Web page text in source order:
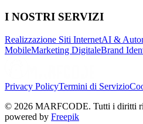
I NOSTRI SERVIZI
Realizzazione Siti InternetAI &
MobileMarketing DigitaleBrand
Privacy PolicyTermini di Servizio
© 2026 MARFCODE. Tutti i diritti
powered by Freepik